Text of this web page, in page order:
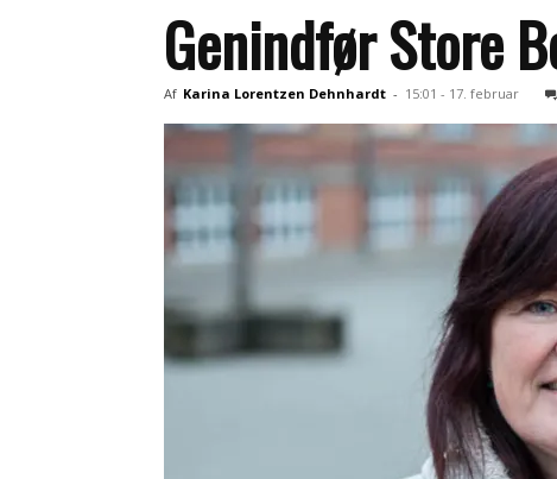
Genindfør Store
Af Karina Lorentzen Dehnhardt - 15:01 - 17. februar